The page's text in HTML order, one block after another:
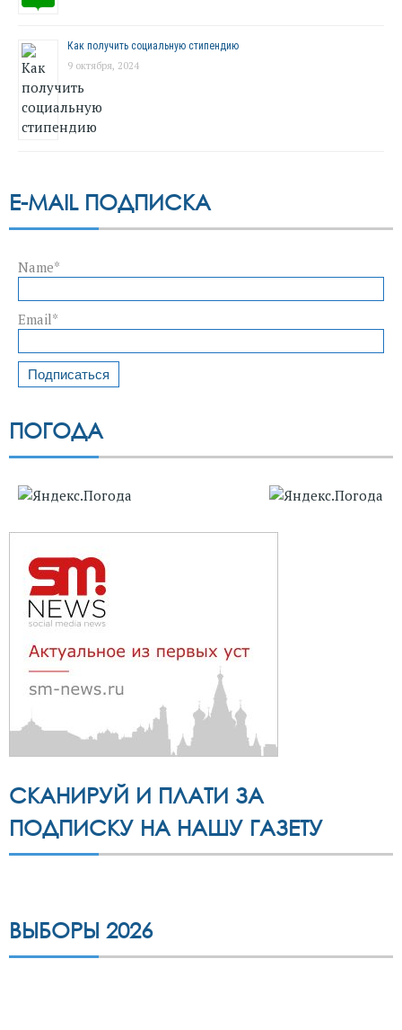
Как получить социальную стипендию
9 октября, 2024
E-MAIL ПОДПИСКА
Name*
Email*
ПОГОДА
СКАНИРУЙ И ПЛАТИ ЗА
ПОДПИСКУ НА НАШУ ГАЗЕТУ
ВЫБОРЫ 2026